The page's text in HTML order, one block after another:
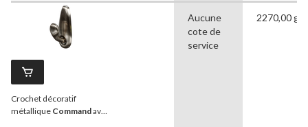
Crochet décoratif
métallique Commandavec
Aucune
cote de
service
2270,00 g